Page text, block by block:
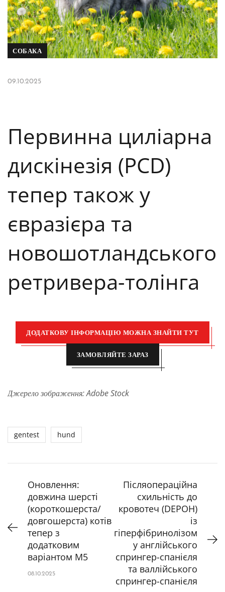
СОБАКА
09.10.2025
Первинна циліарна
дискінезія (PCD)
тепер також у
євразієра та
новошотландського
ретривера-толінга
ДОДАТКОВУ ІНФОРМАЦІЮ МОЖНА ЗНАЙТИ ТУТ
ЗАМОВЛЯЙТЕ ЗАРАЗ
Джерело зображення: Adobe Stock
gentest hund
Оновлення:
довжина шерсті
(короткошерста/
довгошерста) котів
тепер з
додатковим
варіантом M5
08.10.2025
Післяопераційна
схильність до
кровотеч (DEPOH)
із
гіперфібринолізом
у англійського
спрингер-спанієля
та валлійського
спрингер-спанієля